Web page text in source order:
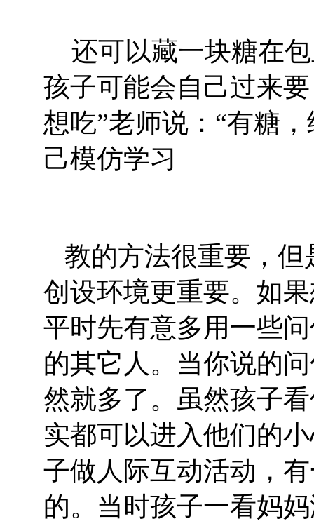
还可以藏一块糖在
孩子可能会自己过来
想吃”老师说：“有糖
己模仿学习
教的方法很重要，但
创设环境更重要。如
平时先有意多用一些
的其它人。当你说的
然就多了。虽然孩子
实都可以进入他们的
子做人际互动活动，
的。当时孩子一看妈